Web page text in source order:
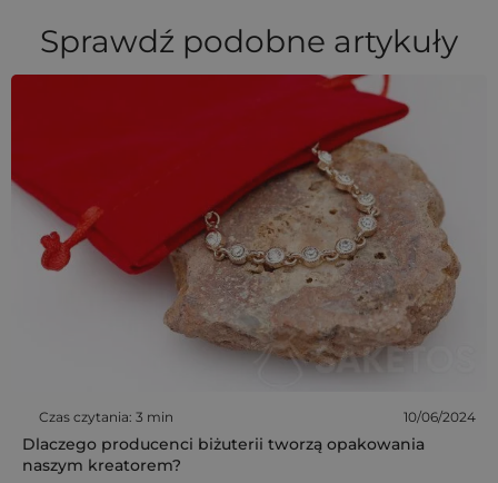
Sprawdź podobne artykuły
Czas czytania: 3 min 10/06/2024
Dlaczego producenci biżuterii tworzą opakowania
naszym kreatorem?